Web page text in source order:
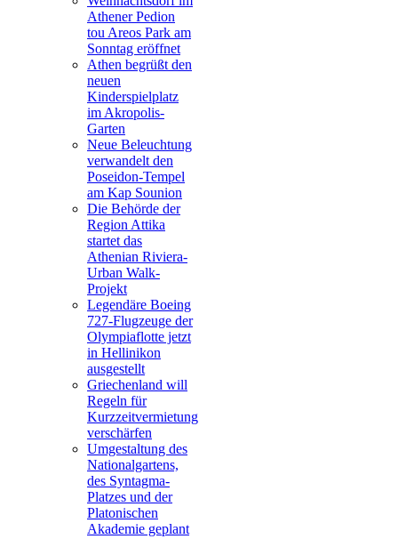
Athener Pedion
tou Areos Park am
Sonntag eröffnet
Athen begrüßt den
neuen
Kinderspielplatz
im Akropolis-
Garten
Neue Beleuchtung
verwandelt den
Poseidon-Tempel
am Kap Sounion
Die Behörde der
Region Attika
startet das
Athenian Riviera-
Urban Walk-
Projekt
Legendäre Boeing
727-Flugzeuge der
Olympiaflotte jetzt
in Hellinikon
ausgestellt
Griechenland will
Regeln für
Kurzzeitvermietung
verschärfen
Umgestaltung des
Nationalgartens,
des Syntagma-
Platzes und der
Platonischen
Akademie geplant